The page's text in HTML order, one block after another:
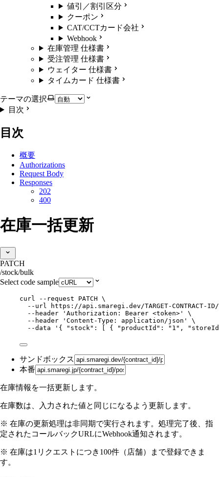
値引／割引区分
クーポン
CAT/CCTカード会社
Webhook
在庫管理 仕様書
受注管理 仕様書
ウェイター 仕様書
タイムカード 仕様書
テーマの選択
目次
目次
概要
Authorizations
Request Body
Responses
202
400
在庫一括更新
PATCH
/stock/bulk
Select code sample
curl --request PATCH \
--url
https://api.smaregi.dev/TARGET-CONTRACT-
--header
' Authorization: Bearer <token> '
\
--header
' Content-Type: application/json '
\
--data
' { "stock": [ { "productId": "1",
サンドボックス
本番
在庫情報を一括更新します。
在庫数は、入力された値と同じになるよう更新します。
※ 在庫の更新処理は非同期で実行されます。処理完了後、指
定されたコールバックURLにWebhook通知されます。
※ 在庫は1リクエストにつき100件（店舗）まで登録できま
す。